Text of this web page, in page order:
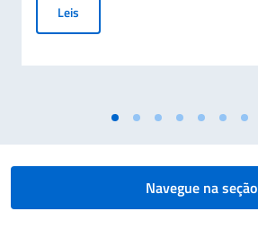
Leis
Navegue na seção